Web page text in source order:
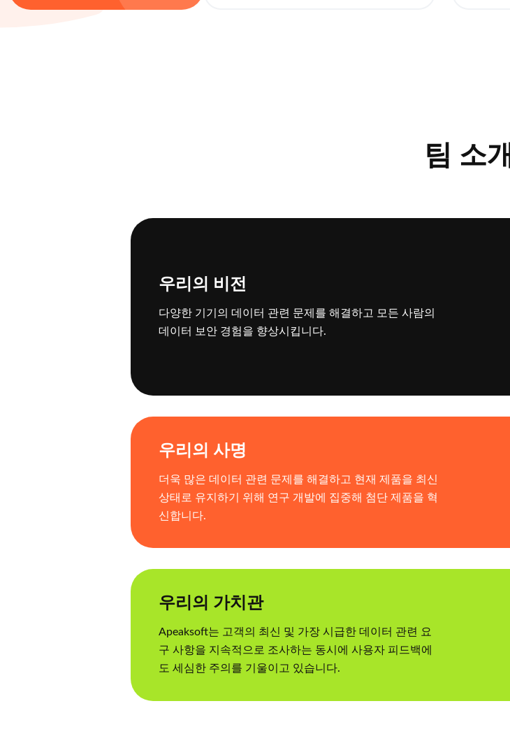
팀 소개
우리의 비전
다양한 기기의 데이터 관련 문제를 해결하고 모든 사람의
데이터 보안 경험을 향상시킵니다.
우리의 사명
더욱 많은 데이터 관련 문제를 해결하고 현재 제품을 최신
상태로 유지하기 위해 연구 개발에 집중해 첨단 제품을 혁
신합니다.
우리의 가치관
Apeaksoft는 고객의 최신 및 가장 시급한 데이터 관련 요
구 사항을 지속적으로 조사하는 동시에 사용자 피드백에
도 세심한 주의를 기울이고 있습니다.